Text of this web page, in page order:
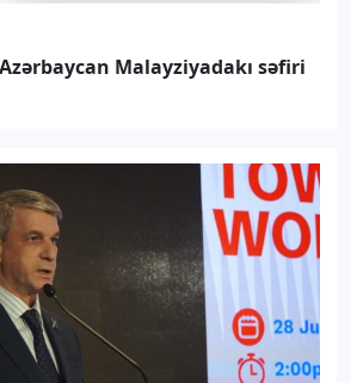
Malayziyadakı səfiri